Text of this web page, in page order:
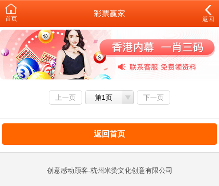
首页
彩票赢家
返回
上一页 第1页 下一页
返回首页
创意感动顾客-杭州米赞文化创意有限公司